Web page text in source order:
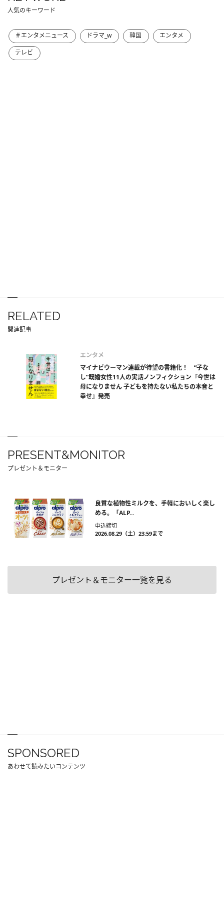
人気のキーワード
＃エンタメニュース ドラマ_w 韓国
エンタメ
テレビ
RELATED
関連記事
エンタメ
マイナビウーマン連載が待望の書籍化！ “子な
し”既婚女性11人の実話ノンフィクション『今世は
母になりません 子どもを持たない私たちの本音と
幸せ』発売
PRESENT&MONITOR
プレゼント＆モニター
良質な植物性ミルクを、手軽においしく楽し
める。「ALP...
申込締切
2026.08.29（土）23:59まで
プレゼント＆モニター一覧を見る
SPONSORED
あわせて読みたいコンテンツ